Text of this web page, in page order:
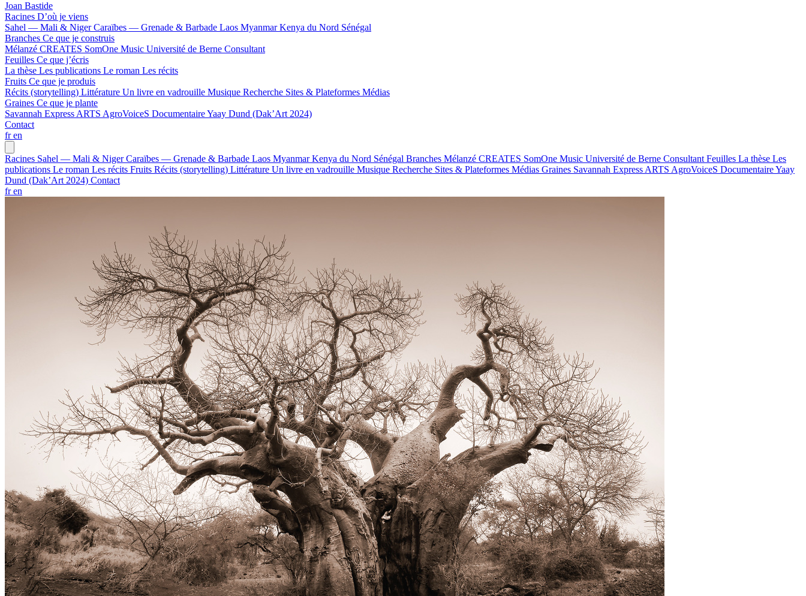
Joan Bastide
Racines D’où je viens
Sahel — Mali & NigerCaraïbes — Grenade & Barbade Laos MyanmarKenya du Nord Sénégal
Branches Ce que je construis
Mélanzé CREATES SomOne Music Université de Berne Consultant
Feuilles Ce que j’écris
La thèse Les publications Le roman Les récits
Fruits Ce que je produis
Récits (storytelling) Littérature Un livre en vadrouille Musique Recherche Sites & Plateformes Médias
Graines Ce que je plante
Savannah Express ARTS AgroVoiceS DocumentaireYaay Dund (Dak’Art 2024)
Contact
fren
Racines Sahel — Mali & NigerCaraïbes — Grenade & Barbade Laos MyanmarKenya du Nord Sénégal Branches Mélanzé CREATES SomOne Music Université de Berne Consultant Feuilles La thèse Les
publications Le roman Les récits Fruits Récits (storytelling) Littérature Un livre en vadrouille Musique Recherche Sites & Plateformes Médias Graines Savannah Express ARTS AgroVoiceS DocumentaireYaay
Dund (Dak’Art 2024) Contact
fren